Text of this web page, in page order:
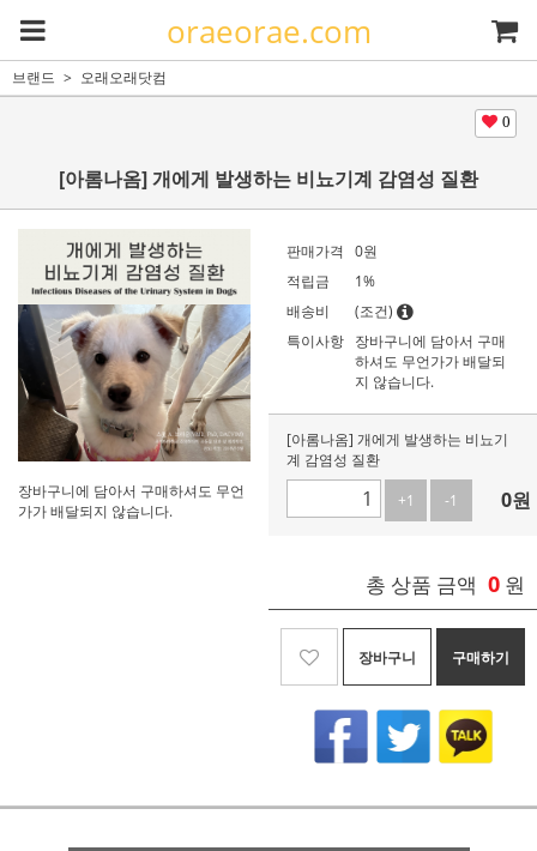
oraeorae.com
브랜드 오래오래닷컴
0
[아롬나옴] 개에게 발생하는 비뇨기계 감염성 질환
장바구니에 담아서 구매하셔도 무언
가가 배달되지 않습니다.
판매가격 0원
적립금
1%
배송비
(조건)
특이사항 장바구니에 담아서 구매
하셔도 무언가가 배달되
지 않습니다.
[아롬나옴] 개에게 발생하는 비뇨기
계 감염성 질환
+1
-1 0원
총 상품 금액 0 원
장바구니 구매하기